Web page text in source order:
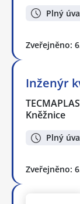
Plný
Zveřejněno:
Inženýr
Kněžnice
Plný
Zveřejněno: